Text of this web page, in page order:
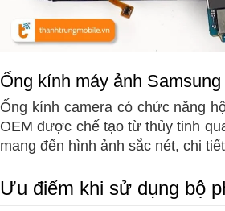
Ống kính máy ảnh Samsung
Ống kính camera có chức năng
OEM được chế tạo từ thủy tinh
mang đến hình ảnh sắc nét, chi
Ưu điểm khi sử dụng bộ